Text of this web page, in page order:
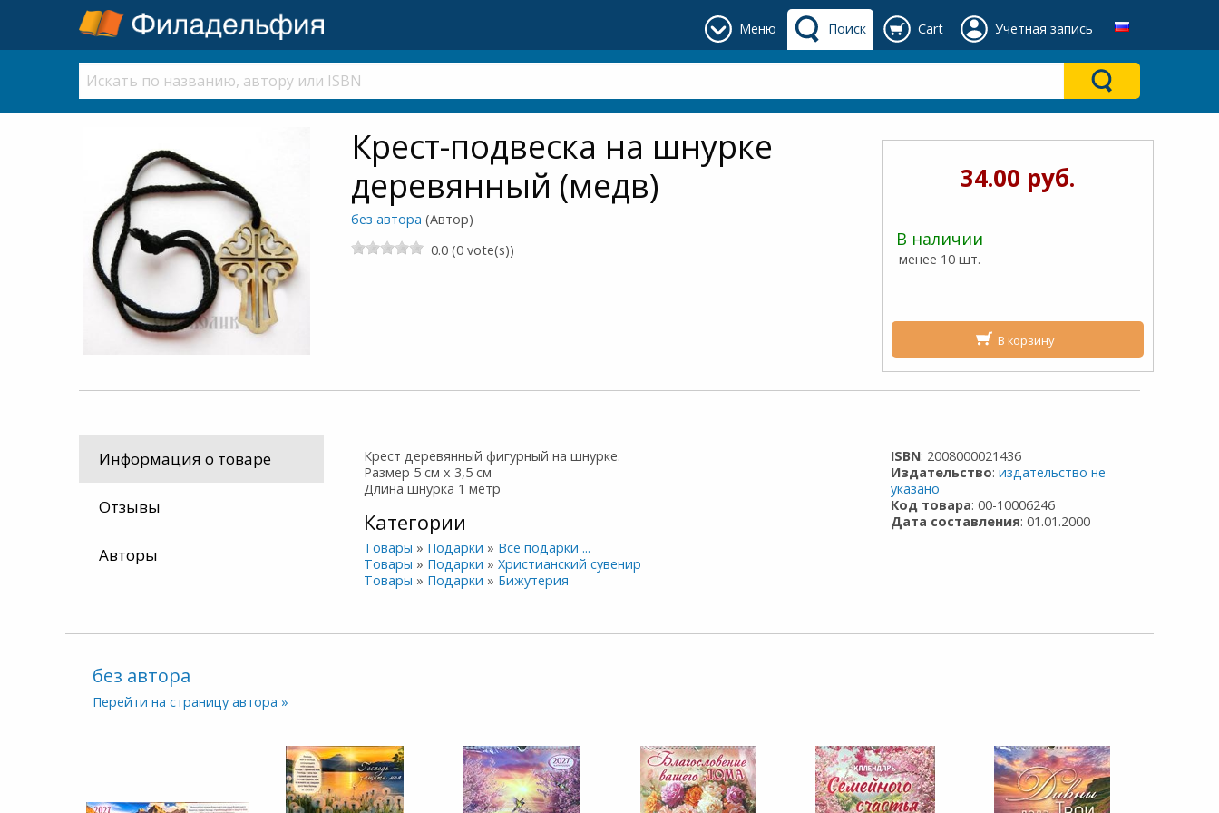
Меню Поиск Cart Учетная запись
Крест-подвеска на шнурке
деревянный (медв)
без автора (Автор)
0.0 (0 vote(s))
34.00 руб.
В наличии
менее 10 шт.
В корзину
Информация о товаре
Отзывы
Авторы
Крест деревянный фигурный на шнурке.
Размер 5 см х 3,5 см
Длина шнурка 1 метр
Категории
Товары » Подарки » Все подарки ...
Товары » Подарки »Христианский сувенир
Товары » Подарки » Бижутерия
ISBN: 2008000021436
Издательство:издательство не
указано
Код товара: 00-10006246
Дата составления: 01.01.2000
без автора
Перейти на страницу автора »